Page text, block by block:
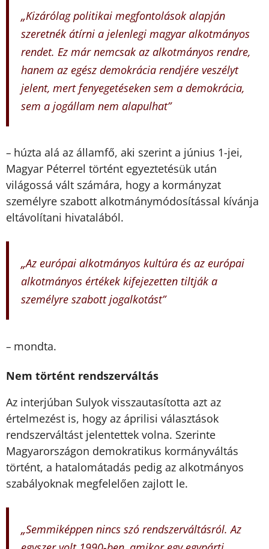
„Kizárólag politikai megfontolások alapján
szeretnék átírni a jelenlegi magyar alkotmányos
rendet. Ez már nemcsak az alkotmányos rendre,
hanem az egész demokrácia rendjére veszélyt
jelent, mert fenyegetéseken sem a demokrácia,
sem a jogállam nem alapulhat”
– húzta alá az államfő, aki szerint a június 1-jei,
Magyar Péterrel történt egyeztetésük után
világossá vált számára, hogy a kormányzat
személyre szabott alkotmánymódosítással kívánja
eltávolítani hivatalából.
„Az európai alkotmányos kultúra és az európai
alkotmányos értékek kifejezetten tiltják a
személyre szabott jogalkotást”
– mondta.
Nem történt rendszerváltás
Az interjúban Sulyok visszautasította azt az
értelmezést is, hogy az áprilisi választások
rendszerváltást jelentettek volna. Szerinte
Magyarországon demokratikus kormányváltás
történt, a hatalomátadás pedig az alkotmányos
szabályoknak megfelelően zajlott le.
„Semmiképpen nincs szó rendszerváltásról. Az